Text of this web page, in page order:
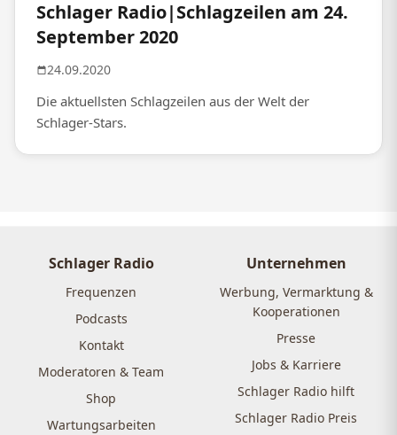
Schlager Radio|Schlagzeilen am 24.
September 2020
24.09.2020
Die aktuellsten Schlagzeilen aus der Welt der
Schlager-Stars.
Schlager Radio
Frequenzen
Podcasts
Kontakt
Moderatoren & Team
Shop
Wartungsarbeiten
Unternehmen
Werbung, Vermarktung &
Kooperationen
Presse
Jobs & Karriere
Schlager Radio hilft
Schlager Radio Preis